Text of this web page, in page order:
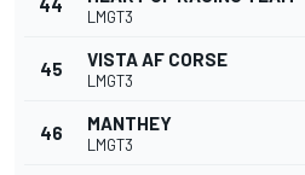
44
LMGT3
45 VISTA AF CORSE
LMGT3
46 MANTHEY
LMGT3